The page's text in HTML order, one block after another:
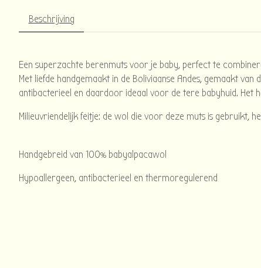
Beschrijving
Een superzachte berenmuts voor je baby, perfect te
Met liefde handgemaakt in de Boliviaanse Andes, gemaakt
antibacterieel en daardoor ideaal voor de tere babyhuid.
Milieuvriendelijk feitje: de wol die voor deze muts is gebruikt,
Handgebreid van 100% babyalpacawol
Hypoallergeen, antibacterieel en thermoregulerend